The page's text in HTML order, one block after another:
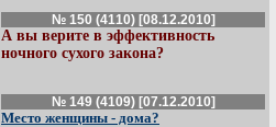
№ 150 (4110) [08.12.2010]
А вы верите в эффективность
ночного сухого закона?
№ 149 (4109) [07.12.2010]
Место женщины - дома?